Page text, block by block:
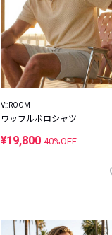
V::ROOM
ワッフルポロシャツ
¥19,800 40%OFF